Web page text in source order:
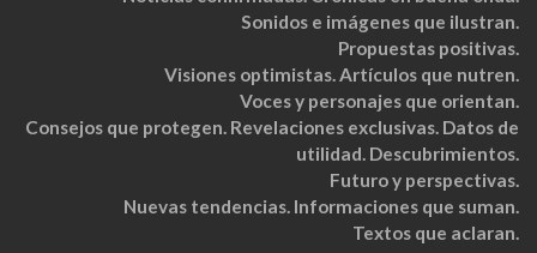
Sonidos e imágenes que ilustran.
Propuestas positivas.
Visiones optimistas. Artículos que nutren.
Voces y personajes que orientan.
Consejos que protegen. Revelaciones exclusivas. Datos de
utilidad. Descubrimientos.
Futuro y perspectivas.
Nuevas tendencias. Informaciones que suman.
Textos que aclaran.